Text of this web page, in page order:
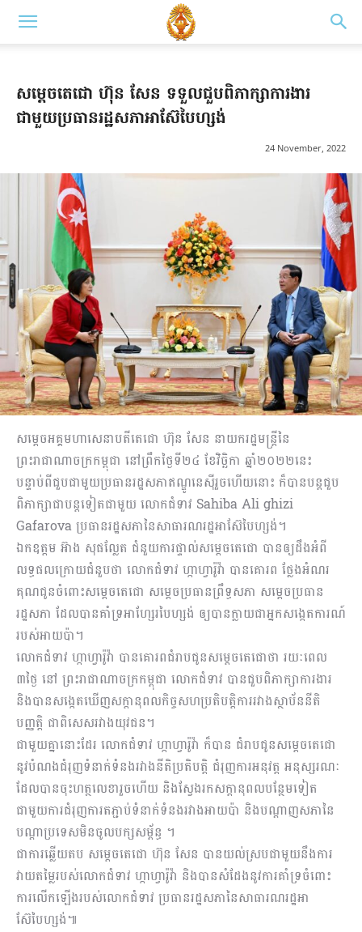
សម្តេចតេជោ ហ៊ុន សែន ទទួលជួបពិភាក្សាការងារ
ជាមួយប្រធានរដ្ឋសភាអាស៊ែបៃហ្សង់
24 November, 2022
សម្តេចអគ្គមហាសេនាបតីតេជោ ហ៊ុន សែន នាយករដ្ឋមន្រ្តីនៃ
ព្រះរាជាណាចក្រកម្ពុជា នៅព្រឹកថ្ងៃទី២៤ ខែវិច្ឆិកា ឆ្នាំ២០២២នេះ
បន្ទាប់ពីជួបជាមួយប្រធានរដ្ឋសភាឥណ្ឌូនេស៊ីរួចហើយនោះ ក៏បានបន្តជួប
ពិភាក្សាជាបន្តទៀតជាមួយ លោកជំទាវ Sahiba Ali ghizi
Gafarova ប្រធានរដ្ឋសភានៃសាធារណរដ្ឋអាស៊ែបៃហ្សង់។
ឯកឧត្តម អ៊ាង សុផល្លែត ជំនួយការផ្ទាល់សម្ដេចតេជោ បានឲ្យដឹងអំពី
លទ្ធផលក្រោយជំនួបថា លោកជំទាវ ហ្កាហ្វារ៉ូវ៉ា បានគោរព ថ្លែងអំណរ
គុណជូនចំពោះសម្ដេចតេជោ សម្ដេចប្រធានព្រឹទ្ធសភា សម្ដេចប្រធាន
រដ្ឋសភា ដែលបានគាំទ្រអាហ្សែរបៃហ្សង់ ឲ្យបានក្លាយជាអ្នកសង្កេតការណ៍
របស់អាយប៉ា។
លោកជំទាវ ហ្កាហ្វារ៉ូវ៉ា បានគោរពជំរាបជូនសម្ដេចតេជោថា រយៈពេល
៣ថ្ងៃ នៅ ព្រះរាជាណាចក្រកម្ពុជា លោកជំទាវ បានជួបពិភាក្សាការងារ
និងបានសង្កេតឃើញសក្ដានុពលកិច្ចសហប្រតិបត្តិការរវាងស្ថាប័ននីតិ
បញ្ញត្តិ ជាពិសេសរវាងយុវជន។
ជាមួយគ្នានោះដែរ លោកជំទាវ ហ្កាហ្វារ៉ូវ៉ា ក៏បាន ជំរាបជូនសម្ដេចតេជោ
នូវបំណងជំរុញទំនាក់ទំនងរវាងនីតិប្រតិបត្តិ ជំរុញការអនុវត្ត អនុស្សរណៈ
ដែលបានចុះហត្ថលេខារួចហើយ និងស្វែងរកសក្ដានុពលបន្ថែមទៀត
ជាមួយការជំរុញការតភ្ជាប់ទំនាក់ទំនងរវាងអាយប៉ា និងបណ្ដាញសភានៃ
បណ្ដាប្រទេសមិនចូលបក្សសម្ព័ន្ធ ។
ជាការឆ្លើយតប សម្ដេចតេជោ ហ៊ុន សែន បានយល់ស្របជាមួយនឹងការ
វាយតម្លៃរបស់លោកជំទាវ ហ្កាហ្វារ៉ូវ៉ា និងបានសំដែងនូវការគាំទ្រចំពោះ
ការលើកឡើងរបស់លោកជំទាវ ប្រធានរដ្ឋសភានៃសាធារណរដ្ឋអា
ស៊ែបៃហ្សង់៕